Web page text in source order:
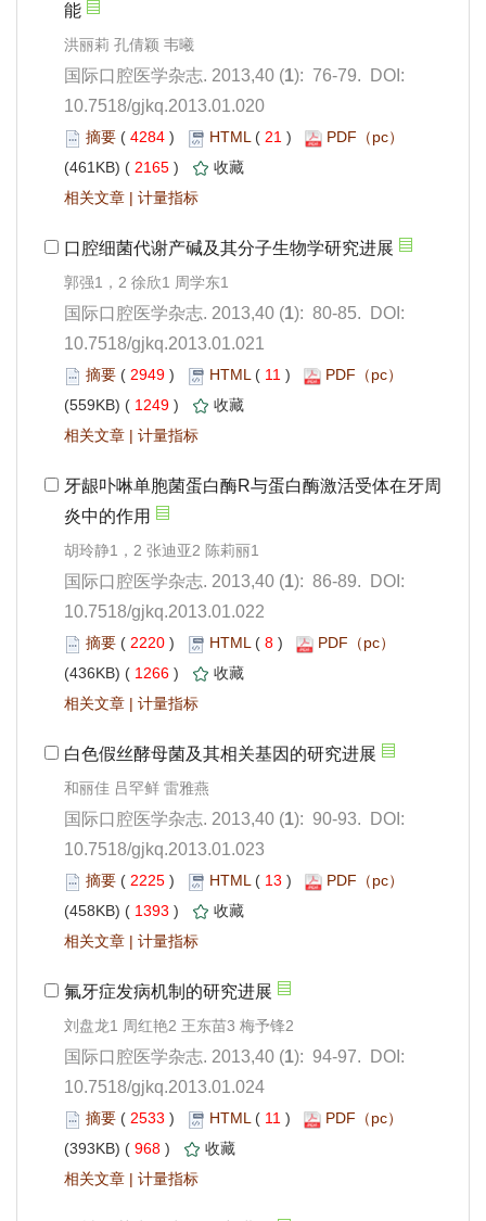
): 76-79. DOI:
10.7518/gjkq.2013.01.020
4284 ) 21 )
2165 )
|
): 80-85. DOI:
10.7518/gjkq.2013.01.021
2949 ) 11 )
1249 )
|
): 86-89. DOI:
10.7518/gjkq.2013.01.022
2220 ) 8 )
1266 )
|
): 90-93. DOI:
10.7518/gjkq.2013.01.023
2225 ) 13 )
1393 )
|
): 94-97. DOI:
10.7518/gjkq.2013.01.024
2533 ) 11 )
968 )
|